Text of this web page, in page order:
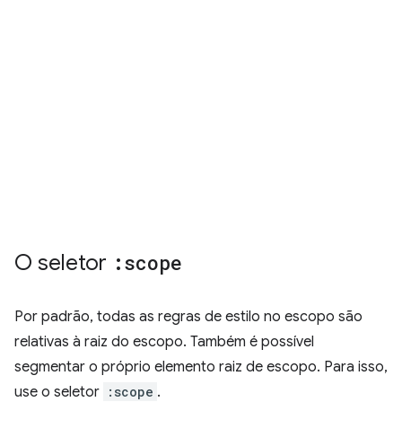
O seletor :scope
Por padrão, todas as regras de estilo no escopo são
relativas à raiz do escopo. Também é possível
segmentar o próprio elemento raiz de escopo. Para isso,
use o seletor :scope .